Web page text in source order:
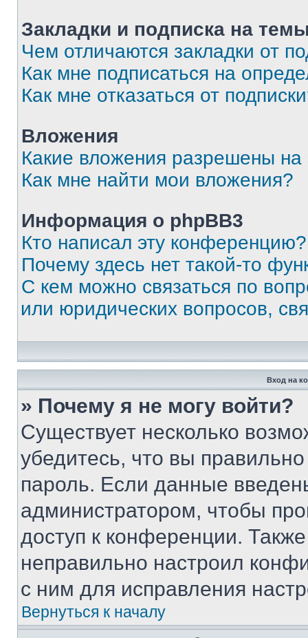
Закладки и подписка на
Чем отличаются закладки от
Как мне подписаться на
Как мне отказаться от
Вложения
Какие вложения разрешены
Как мне найти мои вложения?
Информация о phpBB3
Кто написал эту конференцию?
Почему здесь нет такой-то
С кем можно связаться по
или юридических вопросов,
Вход на
» Почему я не могу войти?
Существует несколько
убедитесь, что вы
пароль. Если данные
администратором, чтобы
доступ к конференции.
неправильно настроил
с ним для исправления
Вернуться к началу